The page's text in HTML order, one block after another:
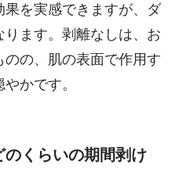
を実感できますが、ダ
ります。剥離なしは、お
のの、肌の表面で作用す
かです。
くらいの期間剥け